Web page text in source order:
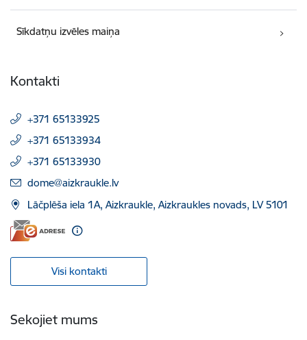
Sīkdatņu izvēles maiņa
Kontakti
+371 65133925
+371 65133934
+371 65133930
E-pasts:
dome@aizkraukle.lv
Lāčplēša iela 1A, Aizkraukle, Aizkraukles novads, LV 5101
Visi kontakti
Sekojiet mums